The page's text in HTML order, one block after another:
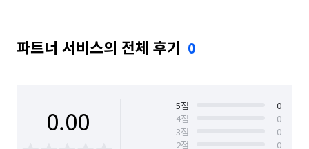
파트너 서비스의 전체 후기 0
0.00 5점
0
4점
0
3점
0
2점
0